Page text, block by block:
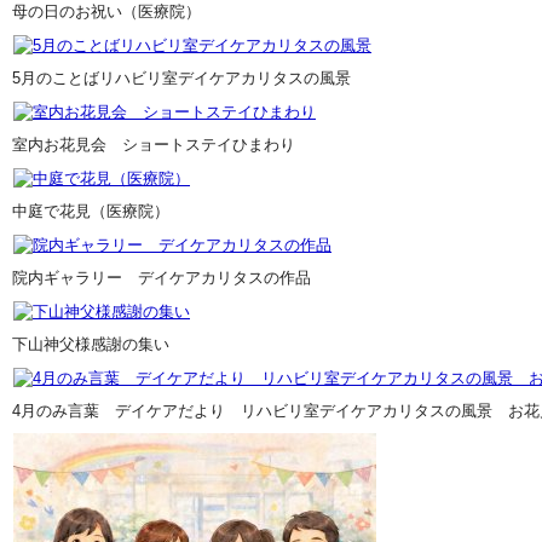
母の日のお祝い（医療院）
5月のことばリハビリ室デイケアカリタスの風景
室内お花見会 ショートステイひまわり
中庭で花見（医療院）
院内ギャラリー デイケアカリタスの作品
下山神父様感謝の集い
4月のみ言葉 デイケアだより リハビリ室デイケアカリタスの風景 お花